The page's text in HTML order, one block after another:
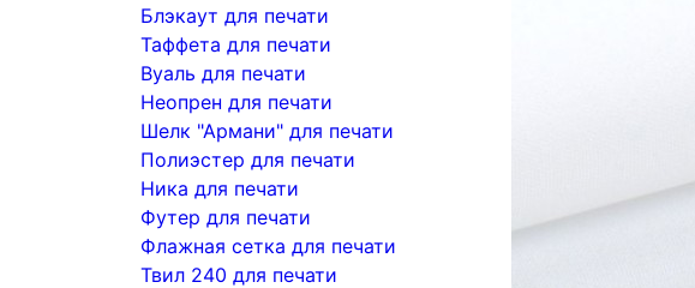
Блэкаут для печати
Таффета для печати
Вуаль для печати
Неопрен для печати
Шелк "Армани" для печати
Полиэстер для печати
Ника для печати
Футер для печати
Флажная сетка для печати
Твил 240 для печати